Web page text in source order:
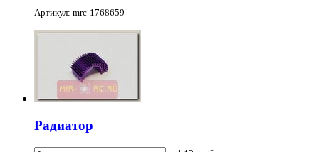
Артикул: mrc-1768659
Радиатор